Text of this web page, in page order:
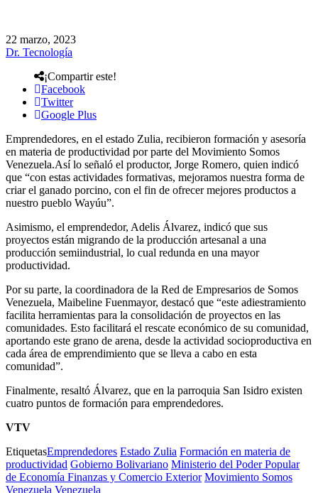
22 marzo, 2023
Dr. Tecnología
¡Compartir este!
Facebook
Twitter
Google Plus
Emprendedores, en el estado Zulia, recibieron formación y asesoría
en materia de productividad por parte del Movimiento Somos
Venezuela.Así lo señaló el productor, Jorge Romero, quien indicó
que “con estas actividades formativas, mejoramos nuestra forma de
criar el ganado porcino, con el fin de ofrecer mejores productos a
nuestro pueblo Wayúu”.
Asimismo, el emprendedor, Adelis Álvarez, indicó que sus
proyectos están migrando de la producción artesanal a una
producción semiindustrial, lo cual redunda en una mayor
productividad.
Por su parte, la coordinadora de la Red de Empresarios de Somos
Venezuela, Maibeline Fuenmayor, destacó que “este adiestramiento
facilita herramientas para la consolidación de proyectos en las
comunidades. Esto facilitará el rescate económico de su comunidad,
aportando este grano de arena, desde la actividad socioproductiva en
cada área de emprendimiento que se lleva a cabo en esta
comunidad”.
Finalmente, resaltó Álvarez, que en la parroquia San Isidro existen
cuatro puntos de formación para emprendedores.
VTV
EtiquetasEmprendedores Estado Zulia Formación en materia de
productividad Gobierno Bolivariano Ministerio del Poder Popular
de Economía Finanzas y Comercio Exterior Movimiento Somos
Venezuela Venezuela